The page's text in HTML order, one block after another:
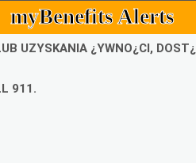
myBenefits Alerts
UZYSKANIA ¿YWNO¿CI,
911.